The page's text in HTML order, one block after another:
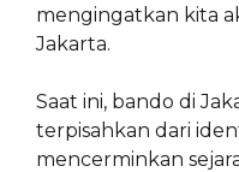
mengingatkan kita
Jakarta.
Saat ini, bando di
terpisahkan dari
mencerminkan